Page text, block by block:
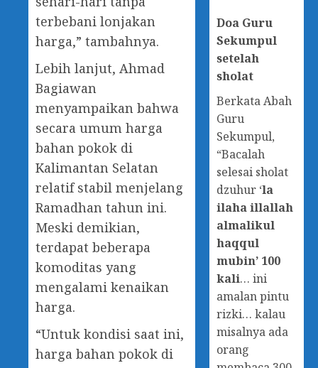
terbebani lonjakan
harga,” tambahnya.
Lebih lanjut, Ahmad
Bagiawan
menyampaikan bahwa
secara umum harga
bahan pokok di
Kalimantan Selatan
relatif stabil menjelang
Ramadhan tahun ini.
Meski demikian,
terdapat beberapa
komoditas yang
mengalami kenaikan
harga.
“Untuk kondisi saat ini,
harga bahan pokok di
Doa Guru
Sekumpul
setelah
sholat
Berkata Abah
Guru
Sekumpul,
“Bacalah
selesai sholat
dzuhur ‘la
ilaha illallah
almalikul
haqqul
mubin’ 100
kali… ini
amalan pintu
rizki… kalau
misalnya ada
orang